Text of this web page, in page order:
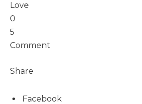
Love
0
5
Comment
Share
Facebook